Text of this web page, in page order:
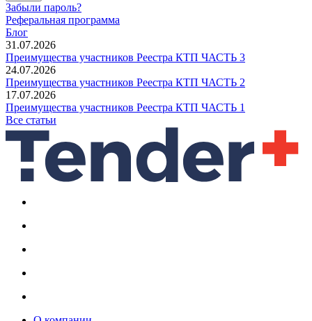
Забыли пароль?
Реферальная программа
Блог
31.07.2026
Преимущества участников Реестра КТП ЧАСТЬ 3
24.07.2026
Преимущества участников Реестра КТП ЧАСТЬ 2
17.07.2026
Преимущества участников Реестра КТП ЧАСТЬ 1
Все статьи